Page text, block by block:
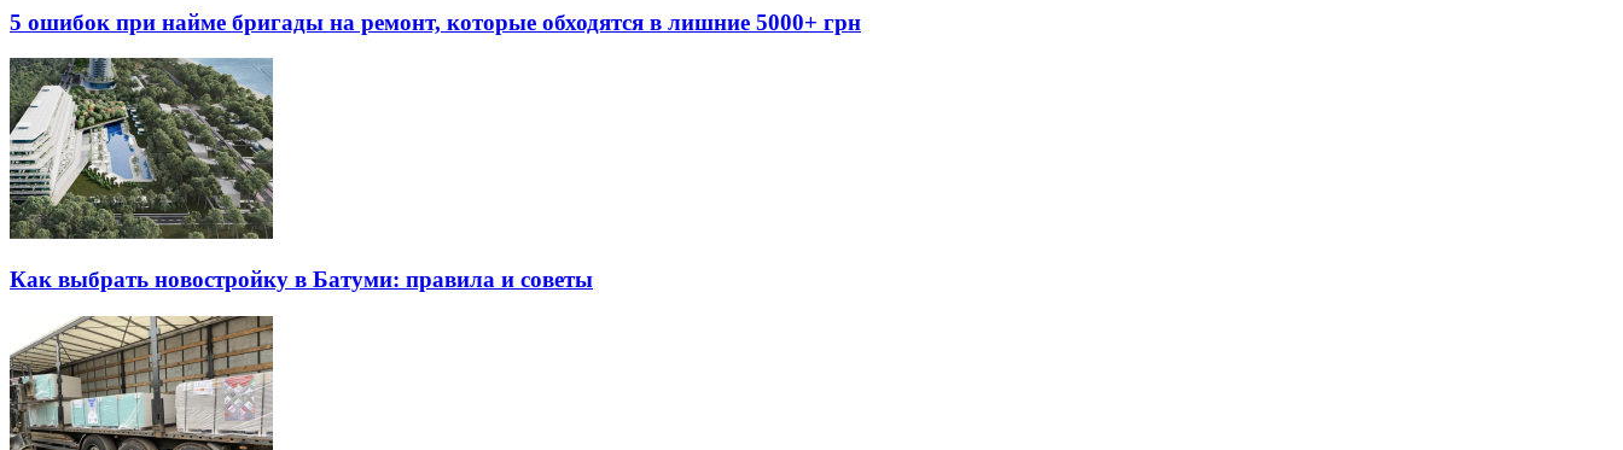
5 ошибок при найме бригады на ремонт, которые обходятся в лишние 5000+ грн
Как выбрать новостройку в Батуми: правила и советы